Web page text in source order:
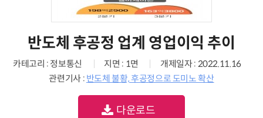
반도체 후공정 업계 영업이익 추이
카테고리 : 정보통신 지면 : 1면
개제일자 : 2022.11.16
관련기사 : 반도체 불황, 후공정으로 도미노 확산
다운로드